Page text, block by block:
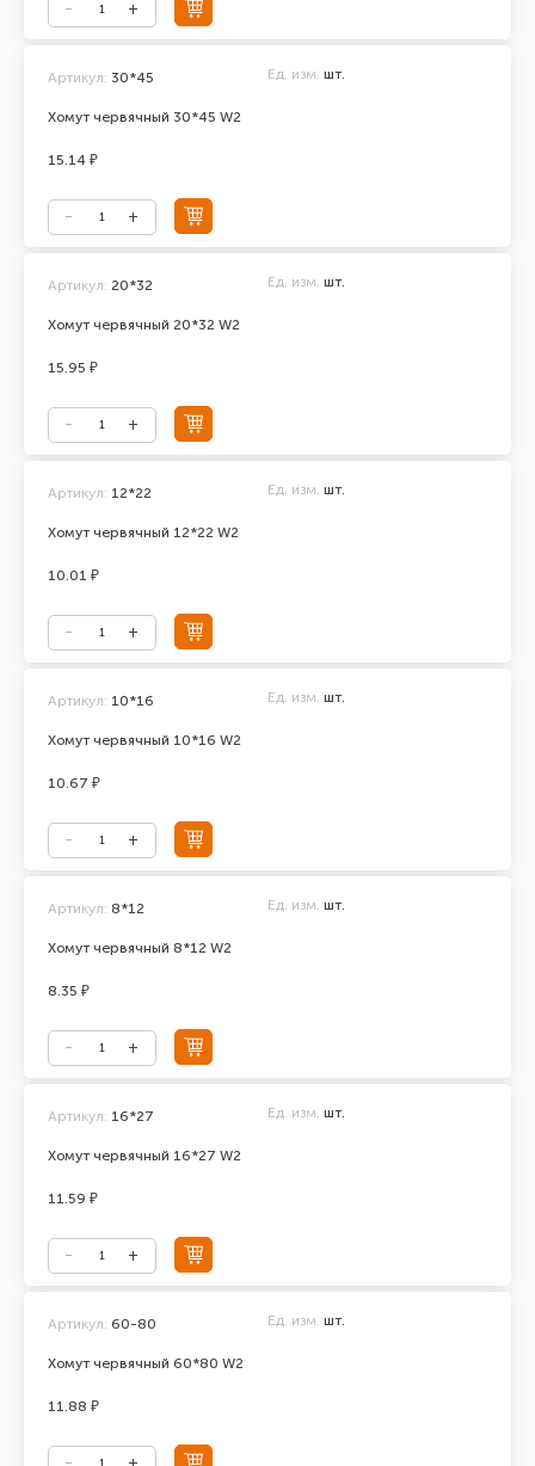
Хомут червячный 30*45 W2
Артикул: 30*45 Ед. изм. шт.
15.14 ₽
Хомут червячный 20*32 W2
Артикул: 20*32 Ед. изм. шт.
15.95 ₽
Хомут червячный 12*22 W2
Артикул: 12*22 Ед. изм. шт.
10.01 ₽
Хомут червячный 10*16 W2
Артикул: 10*16 Ед. изм. шт.
10.67 ₽
Хомут червячный 8*12 W2
Артикул: 8*12 Ед. изм. шт.
8.35 ₽
Хомут червячный 16*27 W2
Артикул: 16*27 Ед. изм. шт.
11.59 ₽
Хомут червячный 60*80 W2
Артикул: 60-80 Ед. изм. шт.
11.88 ₽